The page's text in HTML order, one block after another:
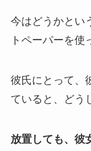
今はどうかとい
トペーパーを使
彼氏にとって、
ていると、どう
放置しても、彼